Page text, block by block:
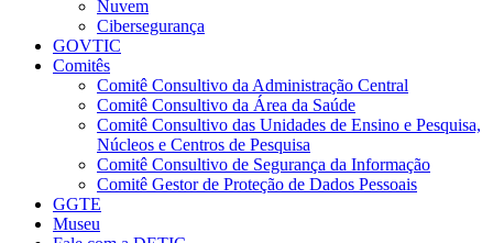
Nuvem
Cibersegurança
GOVTIC
Comitês
Comitê Consultivo da Administração Central
Comitê Consultivo da Área da Saúde
Comitê Consultivo das Unidades de Ensino e Pesquisa,
Núcleos e Centros de Pesquisa
Comitê Consultivo de Segurança da Informação
Comitê Gestor de Proteção de Dados Pessoais
GGTE
Museu